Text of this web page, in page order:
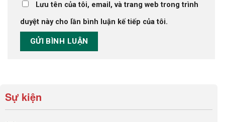
Lưu tên của tôi, email, và trang web trong trình
duyệt này cho lần bình luận kế tiếp của tôi.
Sự kiện